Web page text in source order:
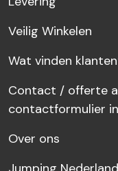
Veilig Winkelen
Wat vinden
Contact / offerte
contactformulier in
Over ons